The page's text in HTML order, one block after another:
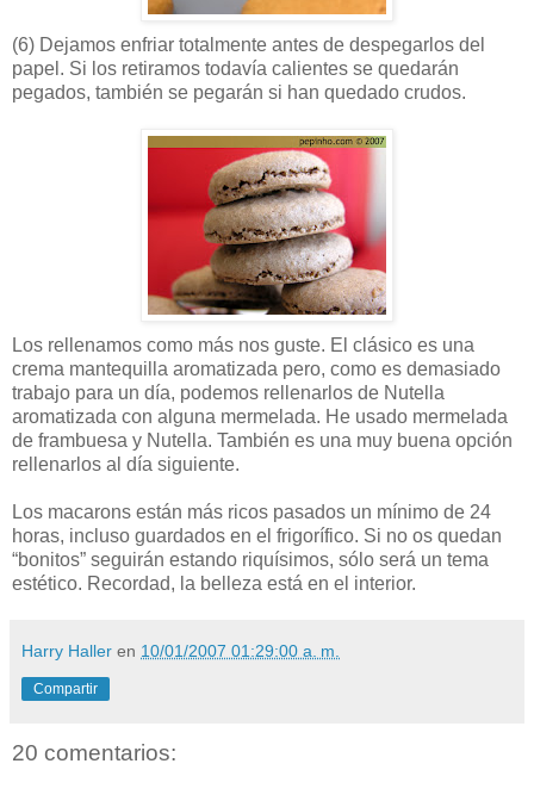
(6) Dejamos enfriar totalmente antes de despegarlos del
papel. Si los retiramos todavía calientes se quedarán
pegados, también se pegarán si han quedado crudos.
Los rellenamos como más nos guste. El clásico es una
crema mantequilla aromatizada pero, como es demasiado
trabajo para un día, podemos rellenarlos de Nutella
aromatizada con alguna mermelada. He usado mermelada
de frambuesa y Nutella. También es una muy buena opción
rellenarlos al día siguiente.
Los macarons están más ricos pasados un mínimo de 24
horas, incluso guardados en el frigorífico. Si no os quedan
“bonitos” seguirán estando riquísimos, sólo será un tema
estético. Recordad, la belleza está en el interior.
Harry Haller en 10/01/2007 01:29:00 a. m.
Compartir
20 comentarios: